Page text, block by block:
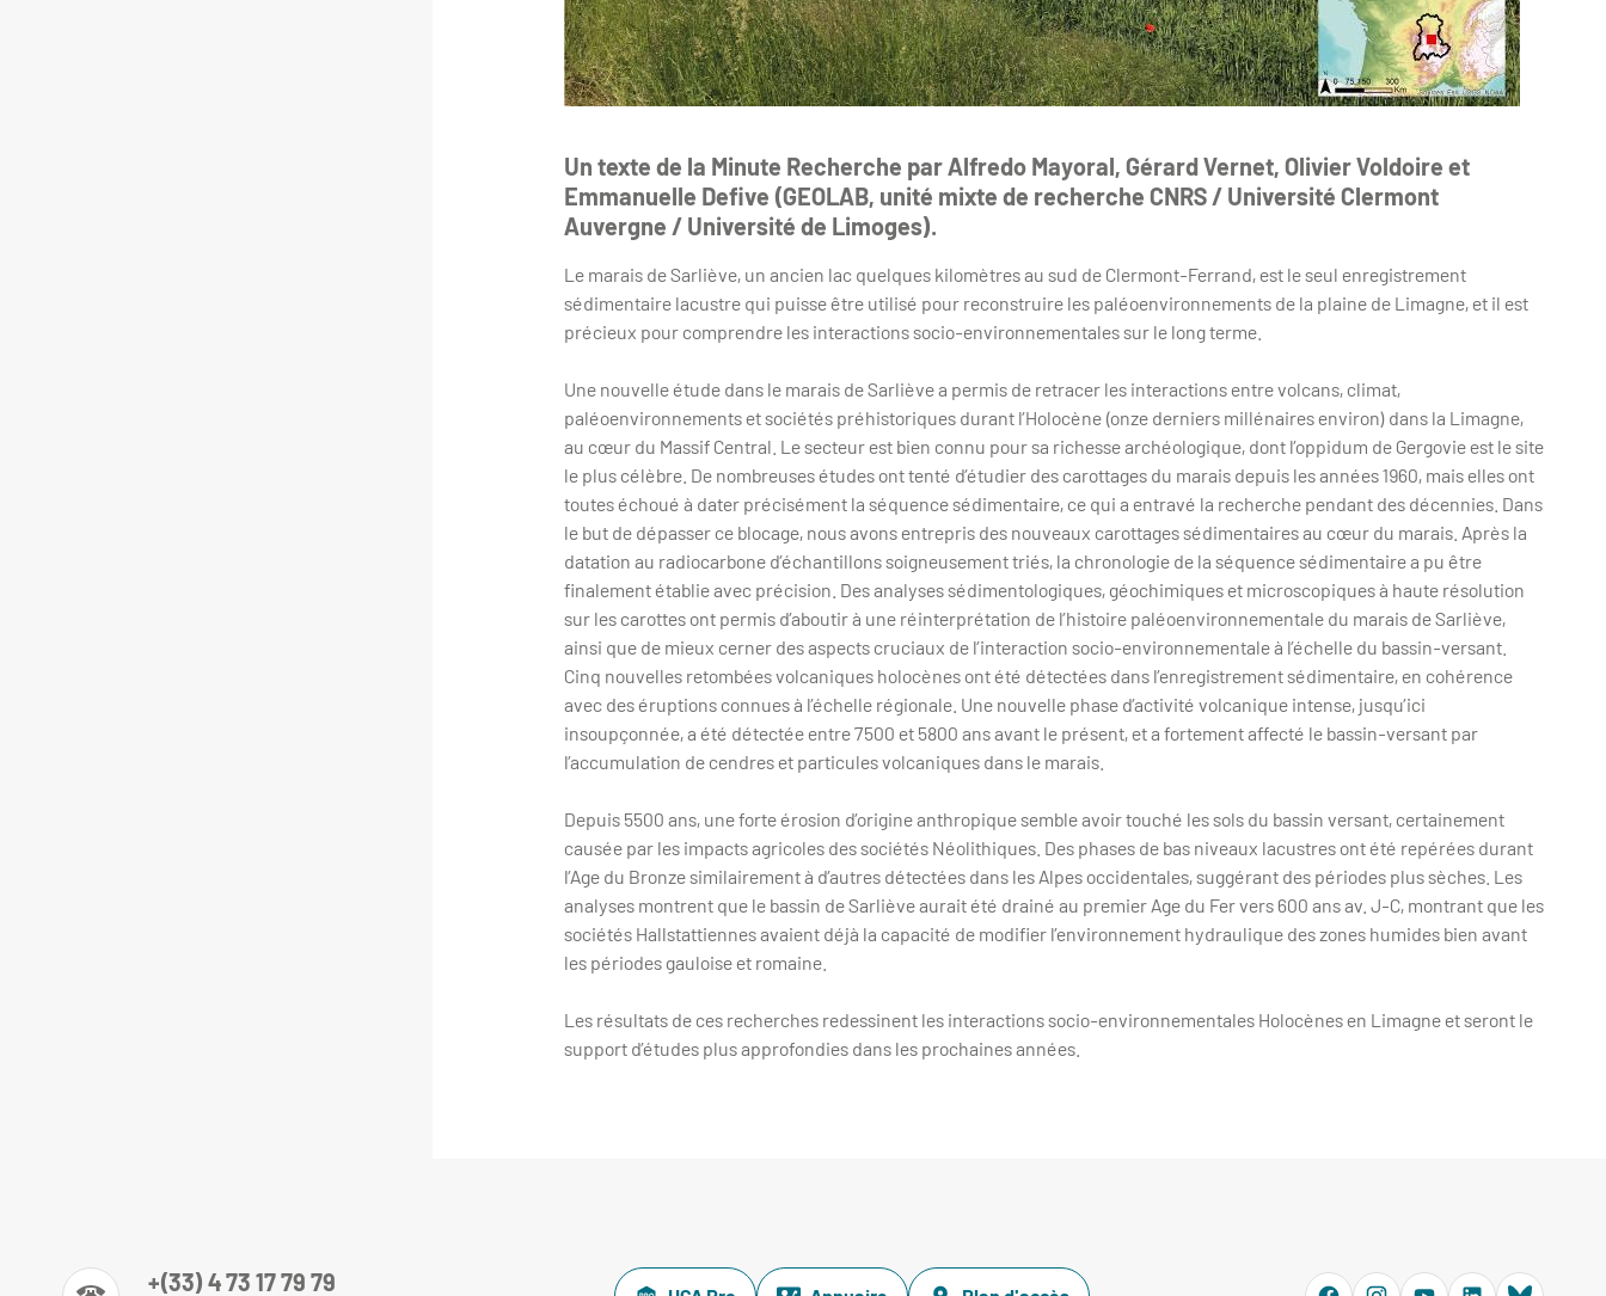
Un texte de la Minute Recherche par Alfredo Mayoral, Gérard Vernet, Olivier Voldoire et
Emmanuelle Defive (GEOLAB, unité mixte de recherche CNRS / Université Clermont
Auvergne / Université de Limoges).
Le marais de Sarliève, un ancien lac quelques kilomètres au sud de Clermont-Ferrand, est le seul enregistrement
sédimentaire lacustre qui puisse être utilisé pour reconstruire les paléoenvironnements de la plaine de Limagne, et il est
précieux pour comprendre les interactions socio-environnementales sur le long terme.
Une nouvelle étude dans le marais de Sarliève a permis de retracer les interactions entre volcans, climat,
paléoenvironnements et sociétés préhistoriques durant l’Holocène (onze derniers millénaires environ) dans la Limagne,
au cœur du Massif Central. Le secteur est bien connu pour sa richesse archéologique, dont l’oppidum de Gergovie est le site
le plus célèbre. De nombreuses études ont tenté d’étudier des carottages du marais depuis les années 1960, mais elles ont
toutes échoué à dater précisément la séquence sédimentaire, ce qui a entravé la recherche pendant des décennies. Dans
le but de dépasser ce blocage, nous avons entrepris des nouveaux carottages sédimentaires au cœur du marais. Après la
datation au radiocarbone d’échantillons soigneusement triés, la chronologie de la séquence sédimentaire a pu être
finalement établie avec précision. Des analyses sédimentologiques, géochimiques et microscopiques à haute résolution
sur les carottes ont permis d’aboutir à une réinterprétation de l’histoire paléoenvironnementale du marais de Sarliève,
ainsi que de mieux cerner des aspects cruciaux de l’interaction socio-environnementale à l’échelle du bassin-versant.
Cinq nouvelles retombées volcaniques holocènes ont été détectées dans l’enregistrement sédimentaire, en cohérence
avec des éruptions connues à l’échelle régionale. Une nouvelle phase d’activité volcanique intense, jusqu’ici
insoupçonnée, a été détectée entre 7500 et 5800 ans avant le présent, et a fortement affecté le bassin-versant par
l’accumulation de cendres et particules volcaniques dans le marais.
Depuis 5500 ans, une forte érosion d’origine anthropique semble avoir touché les sols du bassin versant, certainement
causée par les impacts agricoles des sociétés Néolithiques. Des phases de bas niveaux lacustres ont été repérées durant
l’Age du Bronze similairement à d’autres détectées dans les Alpes occidentales, suggérant des périodes plus sèches. Les
analyses montrent que le bassin de Sarliève aurait été drainé au premier Age du Fer vers 600 ans av. J-C, montrant que les
sociétés Hallstattiennes avaient déjà la capacité de modifier l’environnement hydraulique des zones humides bien avant
les périodes gauloise et romaine.
Les résultats de ces recherches redessinent les interactions socio-environnementales Holocènes en Limagne et seront le
support d’études plus approfondies dans les prochaines années.
+(33) 4 73 17 79 79